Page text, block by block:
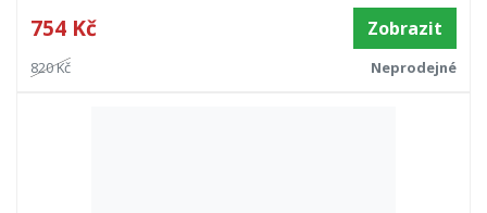
754 Kč Zobrazit
820 Kč Neprodejné